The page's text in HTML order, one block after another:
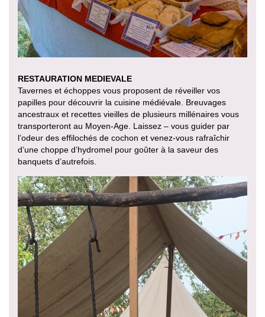
RESTAURATION MEDIEVALE
Tavernes et échoppes vous proposent de réveiller vos
papilles pour découvrir la cuisine médiévale. Breuvages
ancestraux et recettes vieilles de plusieurs millénaires vous
transporteront au Moyen-Age. Laissez – vous guider par
l’odeur des effilochés de cochon et venez-vous rafraîchir
d’une choppe d’hydromel pour goûter à la saveur des
banquets d’autrefois.